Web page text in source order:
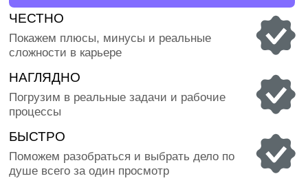
для инженеров в Netflix и Amazon
фронтенд-
КАК ВЫРАСТЕТ
ТВОЯЗАРПЛАТА С
ОПЫТОМ
100 000 ₽